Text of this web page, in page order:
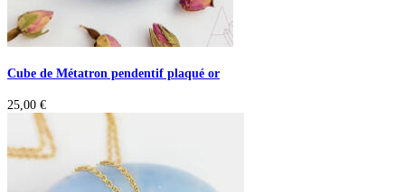
Cube de Métatron pendentif plaqué or
25,00 €